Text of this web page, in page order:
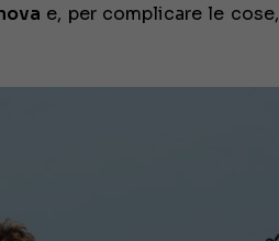
e, per complicare le cose,